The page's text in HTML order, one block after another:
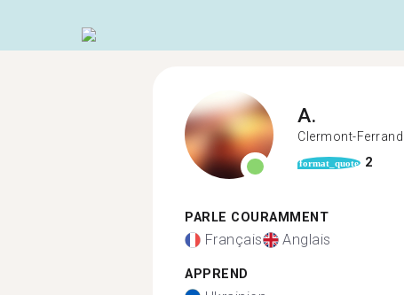
A.
Clermont-Ferrand
format_quote 2
PARLE COURAMMENT
Français Anglais
APPREND